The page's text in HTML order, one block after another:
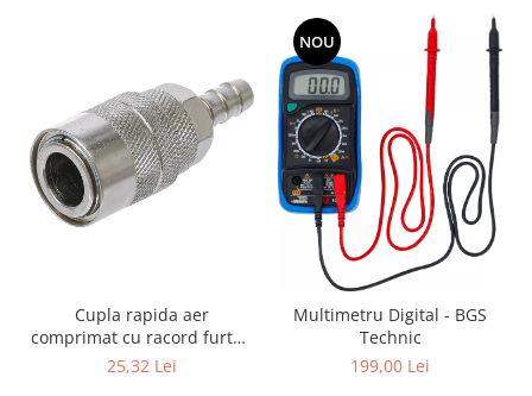
Cupla rapida aer
comprimat cu racord furtun
8 mm (5/16") | SUA / Franta
25,32 Lei
NOU
Multimetru Digital - BGS
Technic
199,00 Lei